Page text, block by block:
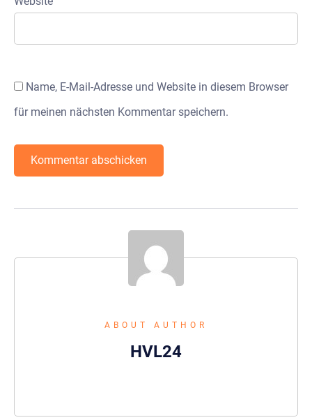
Name, E-Mail-Adresse und Website in diesem Browser
für meinen nächsten Kommentar speichern.
ABOUT AUTHOR
HVL24